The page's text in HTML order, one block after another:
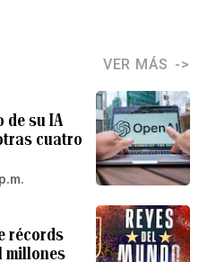
VER MÁS
de su IA
cuatro
récords
millones